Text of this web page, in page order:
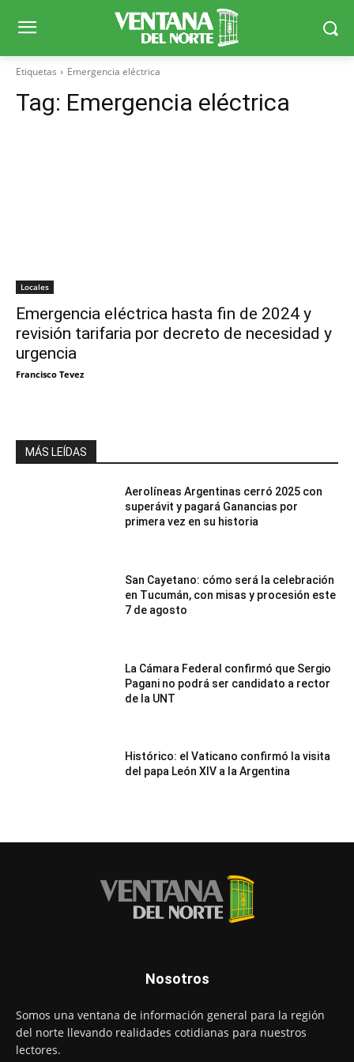
Etiquetas Emergencia eléctrica
Tag: Emergencia eléctrica
Locales
Emergencia eléctrica hasta fin de 2024 y
revisión tarifaria por decreto de necesidad y
urgencia
Francisco Tevez
MÁS LEÍDAS
Aerolíneas Argentinas cerró 2025 con
superávit y pagará Ganancias por
primera vez en su historia
San Cayetano: cómo será la celebración
en Tucumán, con misas y procesión este
7 de agosto
La Cámara Federal confirmó que Sergio
Pagani no podrá ser candidato a rector
de la UNT
Histórico: el Vaticano confirmó la visita
del papa León XIV a la Argentina
Nosotros
Somos una ventana de información general para la región
del norte llevando realidades cotidianas para nuestros
lectores.